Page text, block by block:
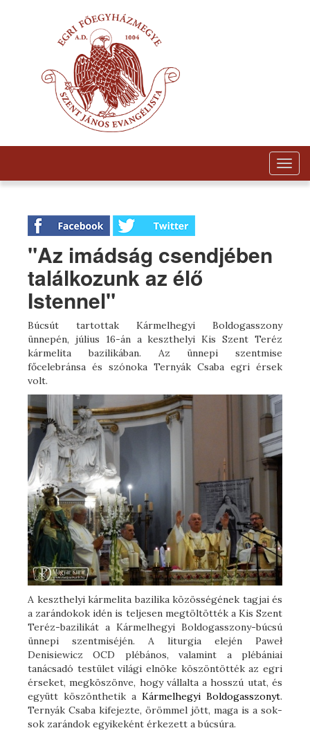
"Az imádság csendjében
találkozunk az élő
Istennel"
Búcsút tartottak Kármelhegyi Boldogasszony
ünnepén, július 16-án a keszthelyi Kis Szent Teréz
kármelita bazilikában. Az ünnepi szentmise
főcelebránsa és szónoka Ternyák Csaba egri érsek
volt.
A keszthelyi kármelita bazilika közösségének tagjai és
a zarándokok idén is teljesen megtöltötték a Kis Szent
Teréz-bazilikát a Kármelhegyi Boldogasszony-búcsú
ünnepi szentmiséjén. A liturgia elején Paweł
Denisiewicz OCD plébános, valamint a plébániai
tanácsadó testület világi elnöke köszöntötték az egri
érseket, megköszönve, hogy vállalta a hosszú utat, és
együtt köszönthetik a Kármelhegyi Boldogasszonyt.
Ternyák Csaba kifejezte, örömmel jött, maga is a sok-
sok zarándok egyikeként érkezett a búcsúra.